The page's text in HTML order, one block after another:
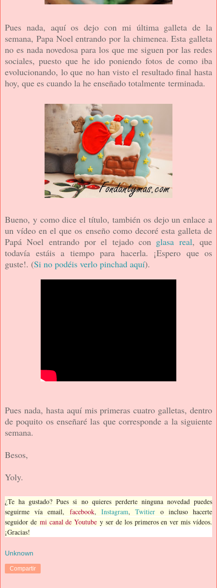
Pues nada, aquí os dejo con mi última galleta de la
semana, Papa Noel entrando por la chimenea. Esta galleta
no es nada novedosa para los que me siguen por las redes
sociales, puesto que he ido poniendo fotos de como iba
evolucionando, lo que no han visto el resultado final hasta
hoy, que es cuando la he enseñado totalmente terminada.
Bueno, y como dice el título, también os dejo un enlace a
un vídeo en el que os enseño como decoré esta galleta de
Papá Noel entrando por el tejado con glasa real, que
todavía estáis a tiempo para hacerla. ¡Espero que os
guste!. (Si no podéis verlo pinchad aquí).
Pues nada, hasta aquí mis primeras cuatro galletas, dentro
de poquito os enseñaré las que corresponde a la siguiente
semana.
Besos,
Yoly.
¿Te ha gustado? Pues si no quieres perderte ninguna novedad puedes
seguirme vía email, facebook, Instagram, Twitier o incluso hacerte
seguidor de mi canal de Youtube y ser de los primeros en ver mis vídeos.
¡Gracias!
Unknown
Compartir